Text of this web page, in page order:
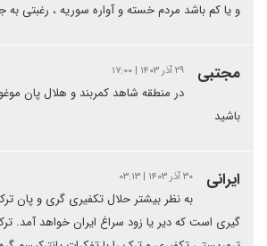
و یا کم باشد مردم خسته و آواره سوریه ، رغبتی به
مجتبی ۲۹ آذر ۱۴۰۳ | ۱۷:۰۰
در منطقه شاهد کمربند و هلال پان
باشید
ایرانی ۳۰ آذر ۱۴۰۳ | ۰۳:۱۳
به نظر بیشتر حلال تکفیری گری و پان
گیری است که دیر یا زود سراغ ایران خواهد آمد.